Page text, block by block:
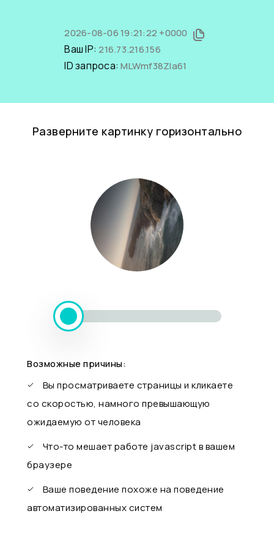
2026-08-06 19:21:22 +0000
Ваш IP:216.73.216.156
ID запроса:MLWmf38ZIa61
Разверните картинку горизонтально
Возможные причины:
Вы просматриваете страницы и кликаете
со скоростью, намного превышающую
ожидаемую от человека
Что-то мешает работе javascript в вашем
браузере
Ваше поведение похоже на поведение
автоматизированных систем